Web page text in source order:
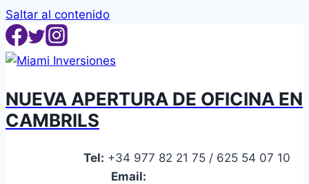
Saltar al contenido
NUEVA APERTURA DE OFICINA EN
CAMBRILS
Tel: +34 977 82 21 75 / 625 54 07 10
Email: